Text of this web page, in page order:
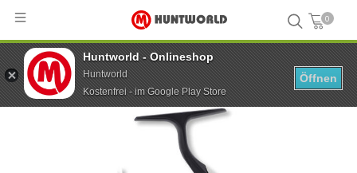
0
Hauptseite ... Daiwa Angelrolle 19 TDM 3012QD
Huntworld - Onlineshop
Huntworld
Kostenfrei - im Google Play Store
Öffnen